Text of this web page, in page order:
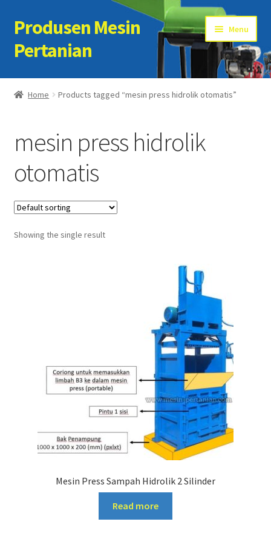
Skip
to
navigation
Skip
to
content
Produsen Mesin
Pertanian
Menu
Home
Cart
Checkout
Kontak Kami
My account
Home Products tagged “mesin press hidrolik otomatis”
mesin press hidrolik
otomatis
Showing the single result
Mesin Press Sampah Hidrolik 2 Silinder
Read more